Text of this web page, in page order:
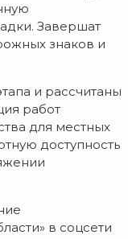
Завершат
знаков и
и рассчитаны
работ
для местных
доступность
в соцсети